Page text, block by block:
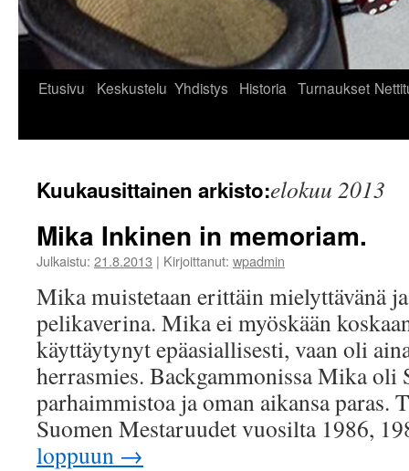
Etusivu Keskustelu Yhdistys Historia Turnaukset
Kuukausittainen arkisto:elokuu 2013
Mika Inkinen in memoriam.
Julkaistu: 21.8.2013 | Kirjoittanut: wpadmin
Mika muistetaan erittäin mielyttävänä
pelikaverina. Mika ei myöskään
käyttäytynyt epäasiallisesti, vaan oli
herrasmies. Backgammonissa Mika oli
parhaimmistoa ja oman aikansa paras.
Suomen Mestaruudet vuosilta 1986,
loppuun →